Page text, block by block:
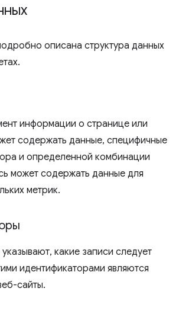
описана структура данных
информации о странице или
содержать данные, специфичные
и определенной комбинации
может содержать данные для
метрик.
какие записи следует
идентификаторами являются
сайты.